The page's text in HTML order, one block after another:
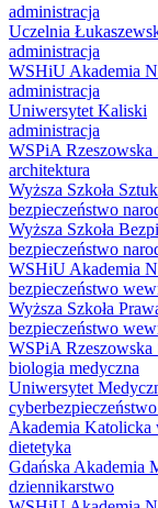
administracja
Uczelnia
administracja
WSHiU Akademia
administracja
Uniwersytet Kaliski
administracja
WSPiA Rzeszowska
architektura
Wyższa Szkoła
bezpieczeństwo
Wyższa Szkoła
bezpieczeństwo
WSHiU Akademia
bezpieczeństwo
Wyższa Szkoła
bezpieczeństwo
WSPiA Rzeszowska
biologia medyczna
Uniwersytet
Akademia Katolicka
dietetyka
Gdańska Akademia
dziennikarstwo